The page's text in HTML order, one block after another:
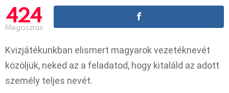
424
Megosztás
Kvizjátékunkban elismert magyarok vezetéknevét
közöljük, neked az a feladatod, hogy kitaláld az adott
személy teljes nevét.